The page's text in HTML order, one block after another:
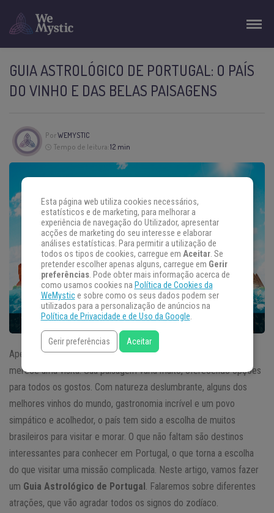
GUIA ASTROLÓGICO DE PORTUGAL: O PAÍS
DO VINHO E DAS BELAS PAISAGENS
PorWEMYSTIC
Tempo de leitura:12 min
Apesar de ser um país pequeno, cada cantinho de Portugal
merece uma visita. Sua paisagem varia muito, oferecendo opções
para todos os gostos. Com natureza deslumbrante, alguns dos
melhores vinhos do mundo, gastronomia incrível e um povo
simpático e acolhedor, o país tem sido a escolha de muitos
brasileiros para visitar e morar. O que não faltam são destinos
interessantes para conhecer em Portugal, o que torna a escolha
do que visitar uma missão complicada. Neste artigo, vamos fazer
um Guia Astrológico de Portugal . Falaremos sobre diferentes
atrações, que vão agradar todos os signos do zodíaco.
Esta página web utiliza cookies necessários,
estatísticos e de marketing, para melhorar a
experiência de navegação do Utilizador, apresentar
acções de marketing do seu interesse e elaborar
análises estatísticas. Para permitir a utilização de
todos os tipos de cookies, carregue em Aceitar. Se
pretender escolher apenas alguns, carregue em Gerir
preferências. Pode obter mais informação acerca de
como usamos cookies na Política de Cookies da
WeMystice sobre como os seus dados podem ser
utilizados para a personalização de anúncios na
Política de Privacidade e de Uso da Google.
Gerir preferências Aceitar